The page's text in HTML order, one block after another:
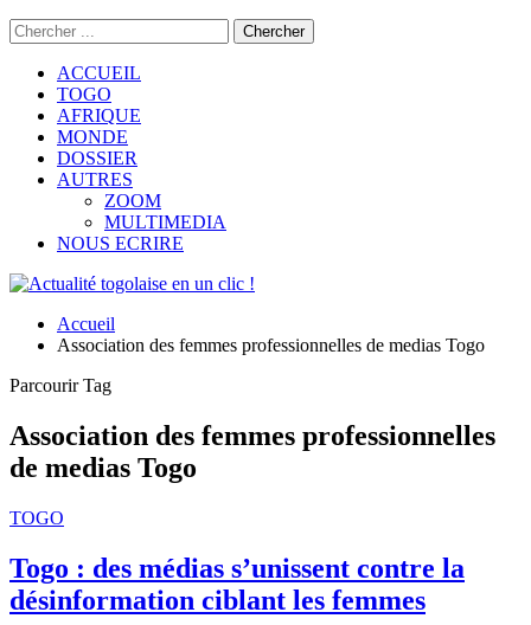
ACCUEIL
TOGO
AFRIQUE
MONDE
DOSSIER
AUTRES
ZOOM
MULTIMEDIA
NOUS ECRIRE
Accueil
Association des femmes professionnelles de medias Togo
Parcourir Tag
Association des femmes professionnelles
de medias Togo
TOGO
Togo : des médias s’unissent contre la
désinformation ciblant les femmes